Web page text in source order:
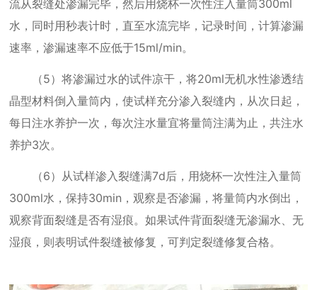
流从裂缝处渗漏完毕，然后用烧杯一次性注入量筒300ml
水，同时用秒表计时，直至水流完毕，记录时间，计算渗漏
速率，渗漏速率不应低于15ml/min。
（5）将渗漏过水的试件凉干，将20ml无机水性渗透结
晶型材料倒入量筒内，使试样充分渗入裂缝内，从次日起，
每日注水养护一次，每次注水量宜将量筒注满为止，共注水
养护3次。
（6）从试样渗入裂缝满7d后，用烧杯一次性注入量筒
300ml水，保持30min ，观察是否渗漏，将量筒内水倒出，
观察背面裂缝是否有湿痕。如果试件背面裂缝无渗漏水、无
湿痕，则表明试件裂缝被修复，可判定裂缝修复合格。